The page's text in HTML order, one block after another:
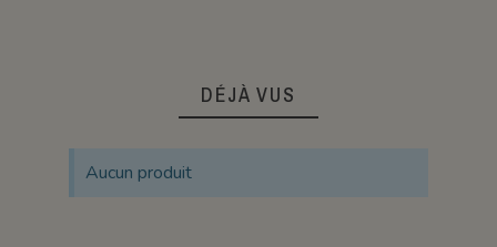
DÉJÀ VUS
Aucun produit